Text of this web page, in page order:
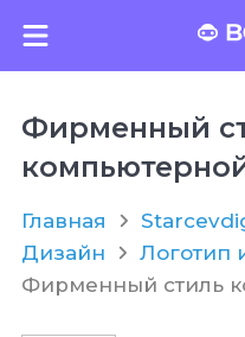
Фирменный
Главная
Дизайн
Логотип
Фирменный стиль